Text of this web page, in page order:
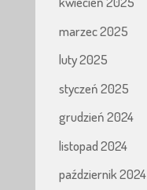
marzec 2025
luty 2025
styczeń 2025
grudzień 2024
listopad 2024
październik 2024